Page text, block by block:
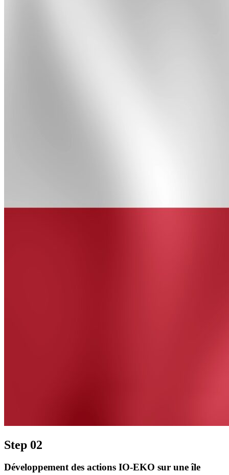
Step 02
Développement des actions IO-EKO sur une île